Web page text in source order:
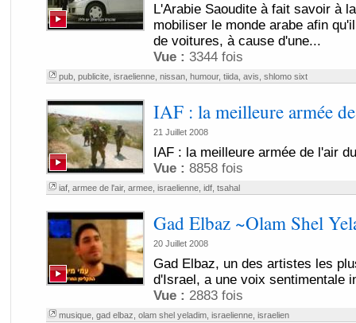
L'Arabie Saoudite à fait savoir à
mobiliser le monde arabe afin
de voitures, à cause d'une...
Vue : 3344 fois
pub, publicite, israelienne, nissan, humour, tiida, avis shlomo sixt
IAF : la meilleure armée
21 Juillet 2008
IAF : la meilleure armée de l'air
Vue : 8858 fois
iaf, armee de l'air, armee, israelienne, idf, tsahal
Gad Elbaz ~Olam Shel
20 Juillet 2008
Gad Elbaz, un des artistes les
d'Israel, a une voix sentimentale
Vue : 2883 fois
musique, gad elbaz olam shel yeladim, israelienne, israelien